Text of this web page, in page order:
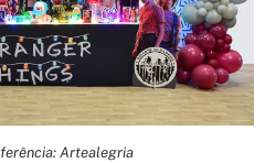
Artealegria